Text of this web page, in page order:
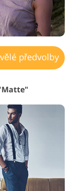
předvolby